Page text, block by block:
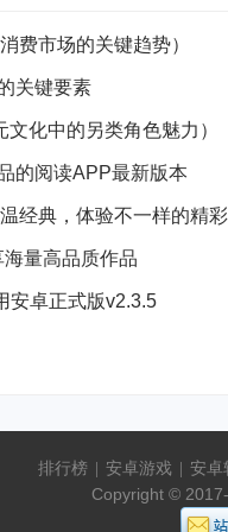
费市场的关键趋势）
关键要素
化中的另类角色魅力）
的阅读APP最新版本
经典，体验不一样的精彩
量高品质作品
安卓正式版v2.3.5
排行榜 安卓游戏 安卓
Copyright ©